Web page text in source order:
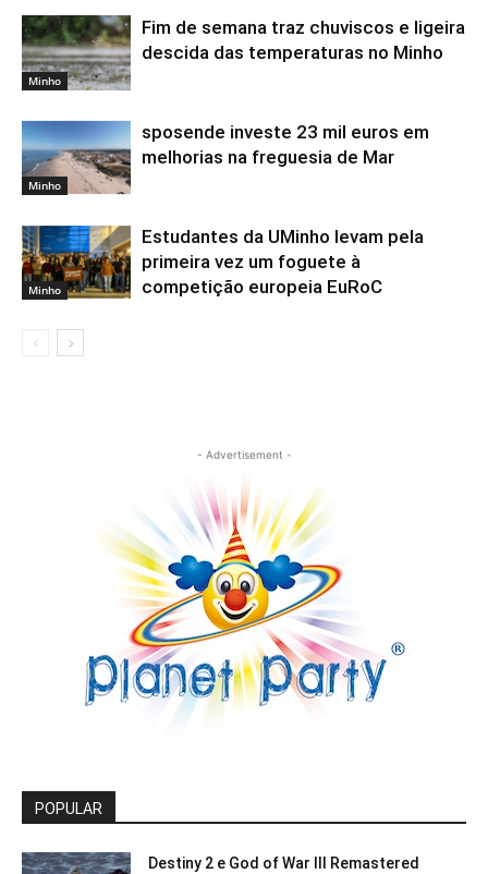
Minho
Fim de semana traz chuviscos e ligeira
descida das temperaturas no Minho
Minho
sposende investe 23 mil euros em
melhorias na freguesia de Mar
Minho
Estudantes da UMinho levam pela
primeira vez um foguete à
competição europeia EuRoC
- Advertisement -
POPULAR
Destiny 2 e God of War III Remastered